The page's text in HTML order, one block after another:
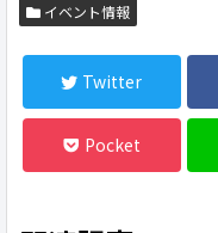
イベント情報
Twitter
Pocket